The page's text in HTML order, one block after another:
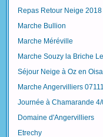
Repas Retour Neige 2018
Marche Bullion
Marche Méréville
Marche Souzy la Briche
Séjour Neige à Oz en
Marche Angervilliers
Journée à Chamarande 4/
Domaine d'Angervilliers
Etrechy